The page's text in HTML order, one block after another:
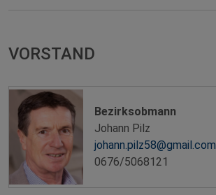
VORSTAND
Bezirksobmann
Johann Pilz
johann.pilz58@gmail.com
0676/5068121